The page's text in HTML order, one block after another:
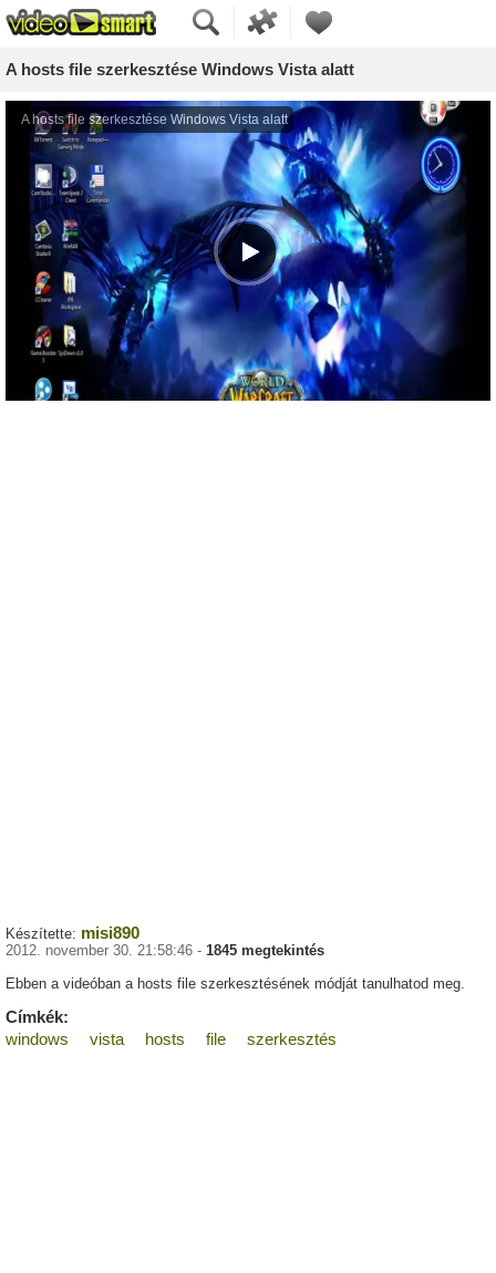
A hosts file szerkesztése Windows Vista alatt
Készítette: misi890
2012. november 30. 21:58:46 - 1845 megtekintés
Ebben a videóban a hosts file szerkesztésének módját tanulhatod meg.
Címkék:
windows
vista hosts file szerkesztés